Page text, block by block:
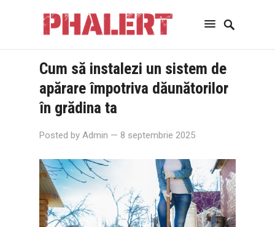
Cum să instalezi un sistem de
apărare împotriva dăunătorilor
în grădina ta
Posted by Admin — 8 septembrie 2025